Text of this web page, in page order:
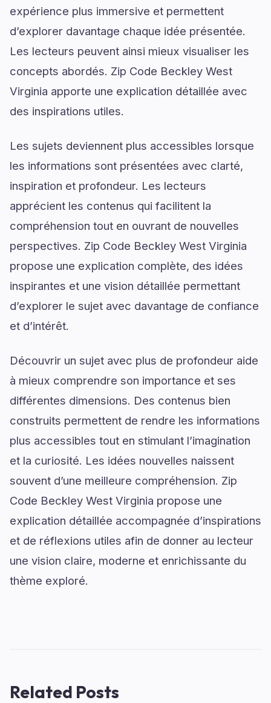
expérience plus immersive et permettent
d’explorer davantage chaque idée présentée.
Les lecteurs peuvent ainsi mieux visualiser les
concepts abordés. Zip Code Beckley West
Virginia apporte une explication détaillée avec
des inspirations utiles.
Les sujets deviennent plus accessibles lorsque
les informations sont présentées avec clarté,
inspiration et profondeur. Les lecteurs
apprécient les contenus qui facilitent la
compréhension tout en ouvrant de nouvelles
perspectives. Zip Code Beckley West Virginia
propose une explication complète, des idées
inspirantes et une vision détaillée permettant
d’explorer le sujet avec davantage de confiance
et d’intérêt.
Découvrir un sujet avec plus de profondeur aide
à mieux comprendre son importance et ses
différentes dimensions. Des contenus bien
construits permettent de rendre les informations
plus accessibles tout en stimulant l’imagination
et la curiosité. Les idées nouvelles naissent
souvent d’une meilleure compréhension. Zip
Code Beckley West Virginia propose une
explication détaillée accompagnée d’inspirations
et de réflexions utiles afin de donner au lecteur
une vision claire, moderne et enrichissante du
thème exploré.
Related Posts